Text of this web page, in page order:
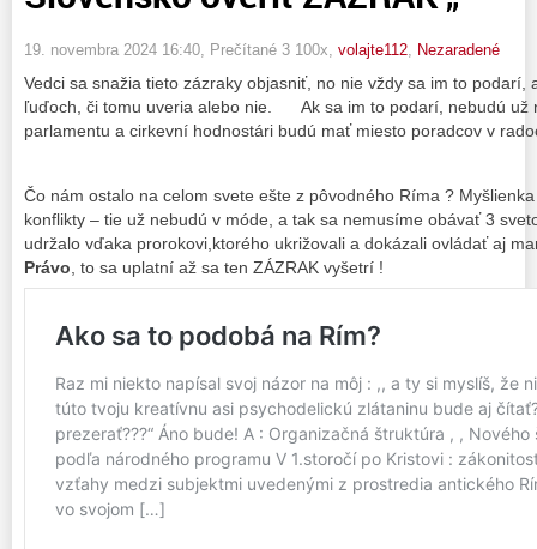
19. novembra 2024 16:40 , Prečítané 3 100x, volajte112 Nezaradené
Vedci sa snažia tieto zázraky objasniť, no nie vždy sa im to podarí,
ľuďoch, či tomu uveria alebo nie. Ak sa im to podarí, nebudú už
parlamentu a cirkevní hodnostári budú mať miesto poradcov v
Čo nám ostalo na celom svete ešte z pôvodného Ríma ?
konflikty – tie už nebudú v móde, a tak sa nemusíme obávať 3
udržalo vďaka prorokovi,ktorého ukrižovali a dokázali ovládať aj
Právo , to sa uplatní až sa ten ZÁZRAK vyšetrí !